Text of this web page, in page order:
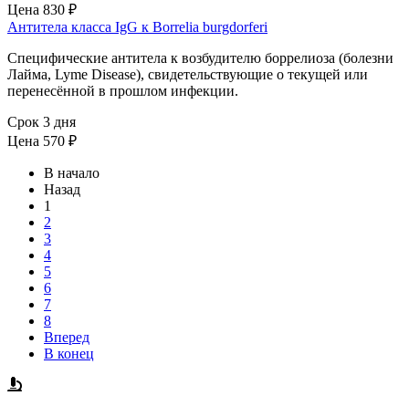
Цена 830 ₽
Антитела класса IgG к Borrelia burgdorferi
Специфические антитела к возбудителю боррелиоза (болезни
Лайма, Lyme Disease), свидетельствующие о текущей или
перенесённой в прошлом инфекции.
Срок 3 дня
Цена 570 ₽
В начало
Назад
1
2
3
4
5
6
7
8
Вперед
В конец